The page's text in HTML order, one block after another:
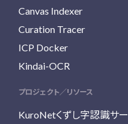
Canvas Indexer
Curation Tracer
ICP Docker
Kindai-OCR
プロジェクト／リソース
KuroNetくずし字認識サ